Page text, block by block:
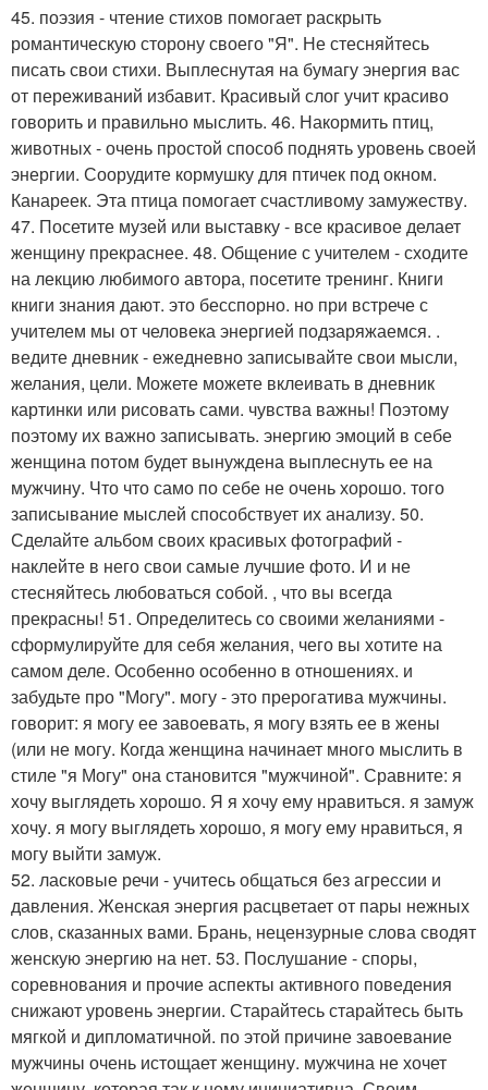
45. поэзия - чтение стихов помогает раскрыть
романтическую сторону своего "Я". Не стесняйтесь
писать свои стихи. Выплеснутая на бумагу энергия вас
от переживаний избавит. Красивый слог учит красиво
говорить и правильно мыслить. 46. Накормить птиц,
животных - очень простой способ поднять уровень своей
энергии. Соорудите кормушку для птичек под окном.
Канареек. Эта птица помогает счастливому замужеству.
47. Посетите музей или выставку - все красивое делает
женщину прекраснее. 48. Общение с учителем - сходите
на лекцию любимого автора, посетите тренинг. Книги
книги знания дают. это бесспорно. но при встрече с
учителем мы от человека энергией подзаряжаемся. .
ведите дневник - ежедневно записывайте свои мысли,
желания, цели. Можете можете вклеивать в дневник
картинки или рисовать сами. чувства важны! Поэтому
поэтому их важно записывать. энергию эмоций в себе
женщина потом будет вынуждена выплеснуть ее на
мужчину. Что что само по себе не очень хорошо. того
записывание мыслей способствует их анализу. 50.
Сделайте альбом своих красивых фотографий -
наклейте в него свои самые лучшие фото. И и не
стесняйтесь любоваться собой. , что вы всегда
прекрасны! 51. Определитесь со своими желаниями -
сформулируйте для себя желания, чего вы хотите на
самом деле. Особенно особенно в отношениях. и
забудьте про "Могу". могу - это прерогатива мужчины.
говорит: я могу ее завоевать, я могу взять ее в жены
(или не могу. Когда женщина начинает много мыслить в
стиле "я Могу" она становится "мужчиной". Сравните: я
хочу выглядеть хорошо. Я я хочу ему нравиться. я замуж
хочу. я могу выглядеть хорошо, я могу ему нравиться, я
могу выйти замуж.
52. ласковые речи - учитесь общаться без агрессии и
давления. Женская энергия расцветает от пары нежных
слов, сказанных вами. Брань, нецензурные слова сводят
женскую энергию на нет. 53. Послушание - споры,
соревнования и прочие аспекты активного поведения
снижают уровень энергии. Старайтесь старайтесь быть
мягкой и дипломатичной. по этой причине завоевание
мужчины очень истощает женщину. мужчина не хочет